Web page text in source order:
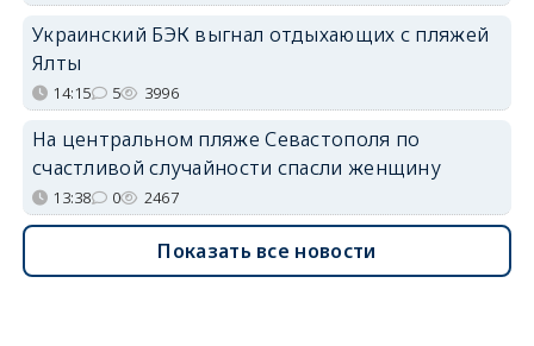
Украинский БЭК выгнал отдыхающих с пляжей
Ялты
14:15 5 3996
На центральном пляже Севастополя по
счастливой случайности спасли женщину
13:38 0 2467
Показать все новости